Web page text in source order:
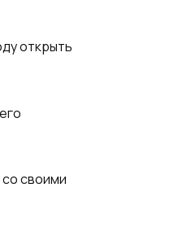
открыть
своими